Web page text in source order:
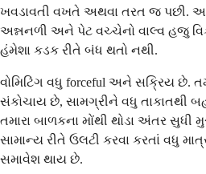
ખવડાવતી વખતે અથવા તરત જ પછી.
અન્નનળી અને પેટ વચ્ચેનો વાલ્વ હજુ
હંમેશા કડક રીતે બંધ થતો નથી.
વોમિટિંગ વધુ forceful અને સક્રિય છે.
સંકોચાય છે, સામગ્રીને વધુ તાકાતથી
તમારા બાળકના મોંથી થોડા અંતર સુધી
સામાન્ય રીતે ઉલટી કરવા કરતાં વધુ
સમાવેશ થાય છે.